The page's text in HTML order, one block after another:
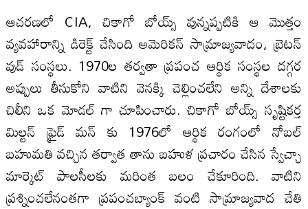
ఆచరణలో CIA, చికాగో బోయ్స్ వున్నప్పటికి ఆ మొత్తం
వ్యవహారాన్ని డిరెక్ట్ చేసింది అమెరికన్ సామ్రాజ్యవాదం, బ్రెటన్
వుడ్ సంస్థలు. 1970ల తర్వతా ప్రపంచ ఆర్థిక సంస్థల దగ్గర
అప్పులు తీసుకోని వాటిని వెనక్కి చెల్లించలేని అన్ని దేశాలకు
చిలీని ఒక మోడల్ గా చూపించారు. చికాగో బోయ్స్ సృష్టికర్త
మిల్టన్ ఫ్రైడ్ మన్ కు 1976లో ఆర్థిక రంగంలో నోబల్
బహుమతి వచ్చిన తర్వాత తాను బహుళ ప్రచారం చేసిన స్వేచ్ఛా
మార్కెట్ పాలసీలకు మరింత బలం చేకూరింది. వాటిని
ప్రశ్నించలేనంతగా ప్రపంచబ్యాంక్ వంటి సామ్రాజ్యవాద చేతి